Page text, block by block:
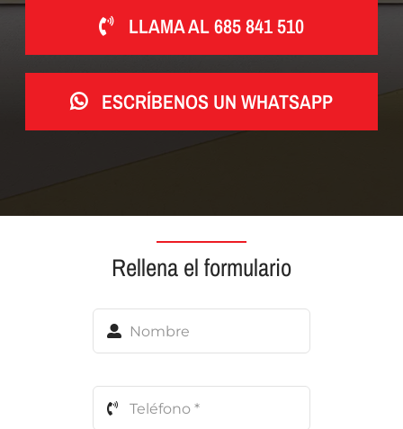
LLAMA AL 685 841 510
ESCRÍBENOS UN WHATSAPP
Rellena el formulario